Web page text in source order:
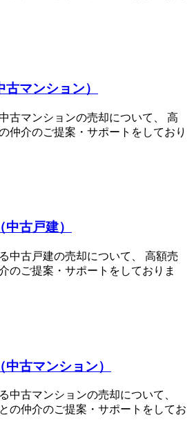
マンション）
古マンションの売却について、 高
仲介のご提案・サポートをしており
古戸建）
中古戸建の売却について、 高額売
のご提案・サポートをしておりま
古マンション）
中古マンションの売却について、
の仲介のご提案・サポートをしてお